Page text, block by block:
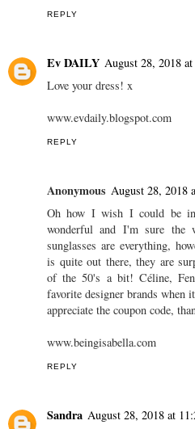
REPLY
Ev DAILY August 28, 2018
Love your dress! x
www.evdaily.blogspot.com
REPLY
Anonymous August 28, 2018
Oh how I wish I could be in
wonderful and I'm sure the
sunglasses are everything,
is quite out there, they are
of the 50's a bit! Céline,
favorite designer brands when
appreciate the coupon code,
www.beingisabella.com
REPLY
Sandra August 28, 2018 at